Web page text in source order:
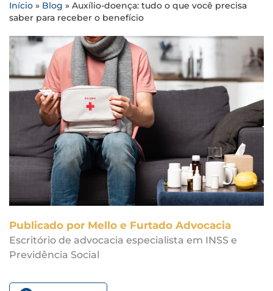
Início » Blog » Auxílio-doença: tudo o que você precisa
saber para receber o benefício
Publicado por Mello e Furtado Advocacia
Escritório de advocacia especialista em INSS e
Previdência Social